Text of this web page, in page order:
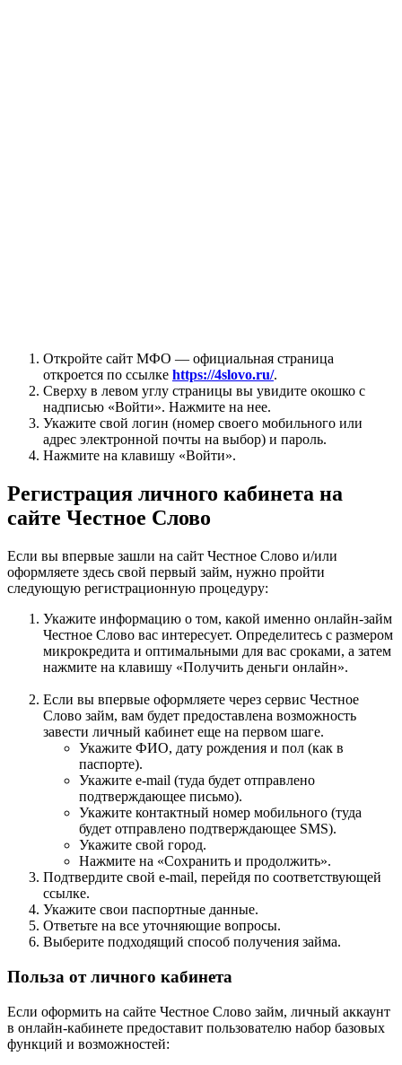
Откройте сайт МФО — официальная страница
откроется по ссылке https://4slovo.ru/.
Сверху в левом углу страницы вы увидите окошко с
надписью «Войти». Нажмите на нее.
Укажите свой логин (номер своего мобильного или
адрес электронной почты на выбор) и пароль.
Нажмите на клавишу «Войти».
Регистрация личного кабинета на
сайте Честное Слово
Если вы впервые зашли на сайт Честное Слово и/или
оформляете здесь свой первый займ, нужно пройти
следующую регистрационную процедуру:
Укажите информацию о том, какой именно онлайн-займ
Честное Слово вас интересует. Определитесь с размером
микрокредита и оптимальными для вас сроками, а затем
нажмите на клавишу «Получить деньги онлайн».
Если вы впервые оформляете через сервис Честное
Слово займ, вам будет предоставлена возможность
завести личный кабинет еще на первом шаге.
Укажите ФИО, дату рождения и пол (как в
паспорте).
Укажите e-mail (туда будет отправлено
подтверждающее письмо).
Укажите контактный номер мобильного (туда
будет отправлено подтверждающее SMS).
Укажите свой город.
Нажмите на «Сохранить и продолжить».
Подтвердите свой e-mail, перейдя по соответствующей
ссылке.
Укажите свои паспортные данные.
Ответьте на все уточняющие вопросы.
Выберите подходящий способ получения займа.
Польза от личного кабинета
Если оформить на сайте Честное Слово займ, личный аккаунт
в онлайн-кабинете предоставит пользователю набор базовых
функций и возможностей: